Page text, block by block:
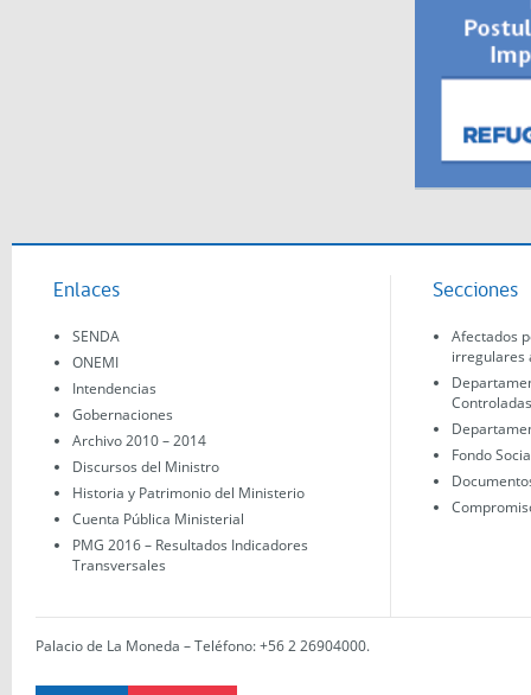
Enlaces
SENDA
ONEMI
Intendencias
Gobernaciones
Archivo 2010 – 2014
Discursos del Ministro
Historia y Patrimonio del Ministerio
Cuenta Pública Ministerial
PMG 2016 – Resultados Indicadores
Transversales
Secciones
Afectados
irregulares
Controladas
Fondo
Palacio de La Moneda – Teléfono: +56 2 26904000.